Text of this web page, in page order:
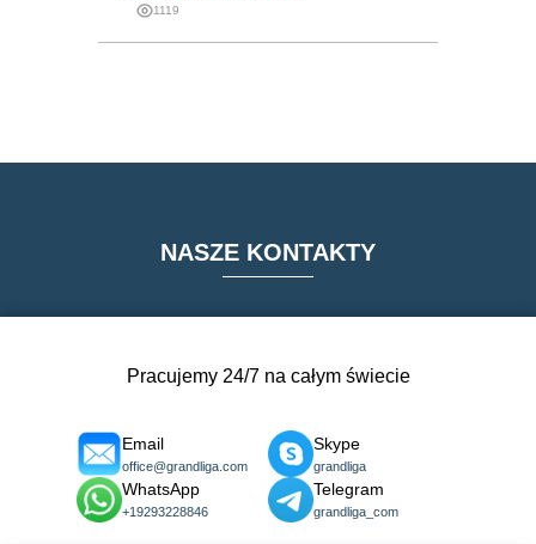
1119
NASZE KONTAKTY
Pracujemy 24/7 na całym świecie
Email
office@grandliga.com
Skype
grandliga
WhatsApp
+19293228846
Telegram
grandliga_com